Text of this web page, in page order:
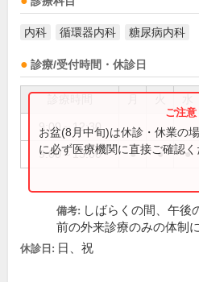
内科 循環器内科 糖尿病内科
診療/受付時間・休診日
9:00～12:30
9:00～13:00 ● ● ●
お盆(8月中旬)は休診・休業の
に必ず医療機関に直接ご確認く
備考: しばらくの間、午後
前の外来診療のみの体制
休診日: 日、祝